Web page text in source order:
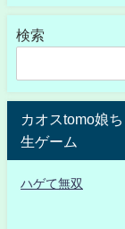
検索
カオスtomo娘
生ゲーム
ハゲて無双